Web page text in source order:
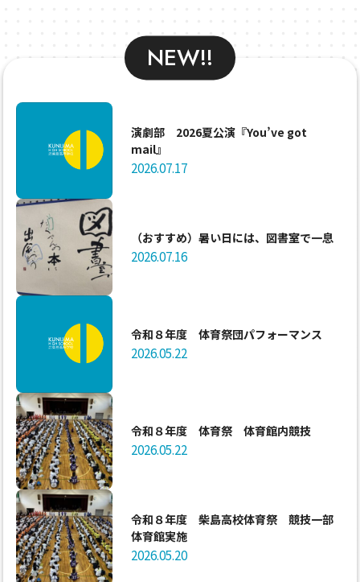
NEW!!
演劇部 2026夏公演『You’ve got
mail』
2026.07.17
（おすすめ）暑い日には、図書室で一息
2026.07.16
令和８年度 体育祭団パフォーマンス
2026.05.22
令和８年度 体育祭 体育館内競技
2026.05.22
令和８年度 柴島高校体育祭 競技一部
体育館実施
2026.05.20